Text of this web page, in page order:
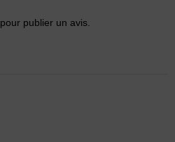
pour publier un avis.